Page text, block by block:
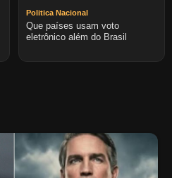
Politica Nacional
Que países usam voto
eletrônico além do Brasil